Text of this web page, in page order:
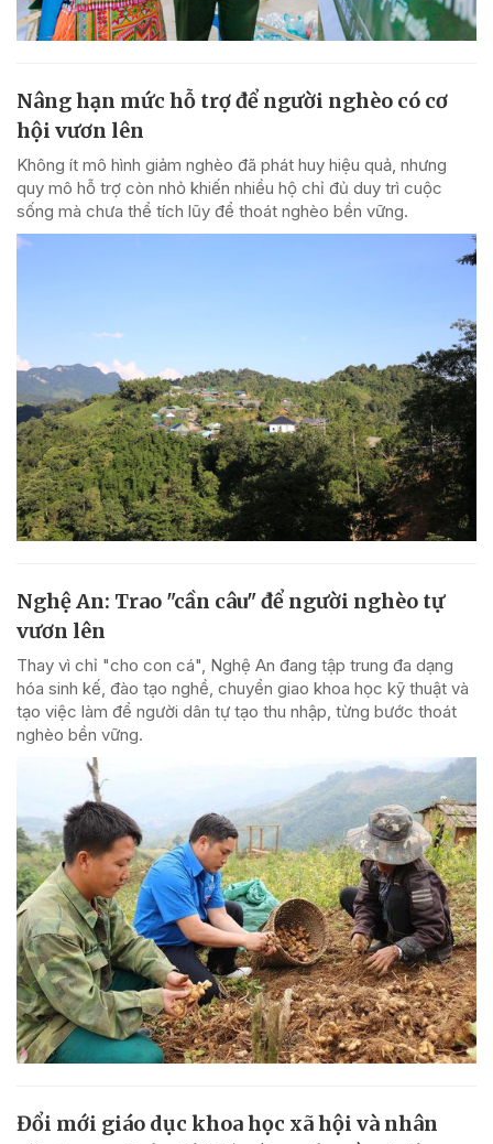
Nâng hạn mức hỗ trợ để người nghèo có cơ
hội vươn lên
Không ít mô hình giảm nghèo đã phát huy hiệu quả, nhưng
quy mô hỗ trợ còn nhỏ khiến nhiều hộ chỉ đủ duy trì cuộc
sống mà chưa thể tích lũy để thoát nghèo bền vững.
Nghệ An: Trao "cần câu" để người nghèo tự
vươn lên
Thay vì chỉ "cho con cá", Nghệ An đang tập trung đa dạng
hóa sinh kế, đào tạo nghề, chuyển giao khoa học kỹ thuật và
tạo việc làm để người dân tự tạo thu nhập, từng bước thoát
nghèo bền vững.
Đổi mới giáo dục khoa học xã hội và nhân